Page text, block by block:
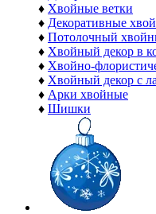
♦ Хвойные ветки
♦ Декоративные
♦ Потолочный
♦ Хвойный декор в
♦ Хвойно-
♦ Хвойный декор с
♦ Арки хвойные
♦ Шишки